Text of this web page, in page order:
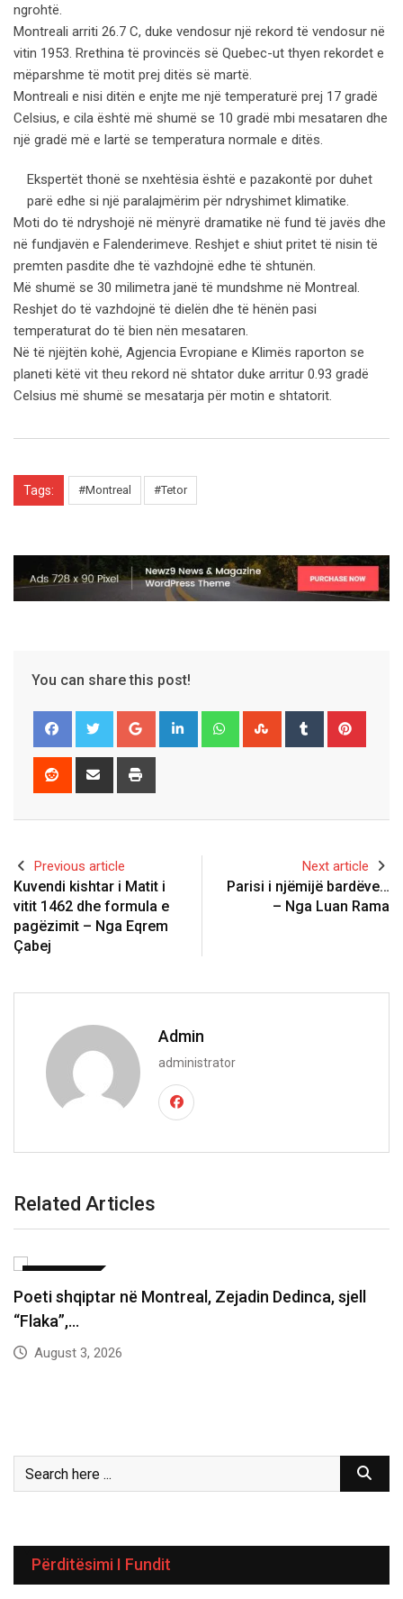
ngrohtë.
Montreali arriti 26.7 C, duke vendosur një rekord të vendosur në
vitin 1953. Rrethina të provincës së Quebec-ut thyen rekordet e
mëparshme të motit prej ditës së martë.
Montreali e nisi ditën e enjte me një temperaturë prej 17 gradë
Celsius, e cila është më shumë se 10 gradë mbi mesataren dhe
një gradë më e lartë se temperatura normale e ditës.
Ekspertët thonë se nxehtësia është e pazakontë por duhet
parë edhe si një paralajmërim për ndryshimet klimatike.
Moti do të ndryshojë në mënyrë dramatike në fund të javës dhe
në fundjavën e Falenderimeve. Reshjet e shiut pritet të nisin të
premten pasdite dhe të vazhdojnë edhe të shtunën.
Më shumë se 30 milimetra janë të mundshme në Montreal.
Reshjet do të vazhdojnë të dielën dhe të hënën pasi
temperaturat do të bien nën mesataren.
Në të njëjtën kohë, Agjencia Evropiane e Klimës raporton se
planeti këtë vit theu rekord në shtator duke arritur 0.93 gradë
Celsius më shumë se mesatarja për motin e shtatorit.
Tags: #Montreal #Tetor
You can share this post!
Google+ LinkedIn WhatsappStumbleUpon
Tumblr
Reddit
Share
Previous article
Kuvendi kishtar i Matit i
vitit 1462 dhe formula e
pagëzimit – Nga Eqrem
Çabej
Next article
Parisi i njëmijë bardëve…
– Nga Luan Rama
Admin
administrator
Related Articles
Nga Zvërneci në “Sunny Hill”: Flamingot e
protestës…
July 31, 2026
Përditësimi I Fundit